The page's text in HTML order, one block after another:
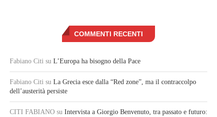
COMMENTI RECENTI
Fabiano Citi su L’Europa ha bisogno della Pace
Fabiano Citi su La Grecia esce dalla “Red zone”, ma il contraccolpo
dell’austerità persiste
CITI FABIANO su Intervista a Giorgio Benvenuto, tra passato e futuro: